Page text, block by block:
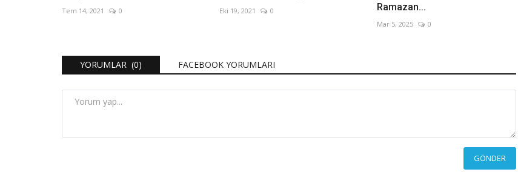
Tem 14, 2021 0 Eki 19, 2021 0
Ramazan...
Mar 5, 2025 0
YORUMLAR (0) FACEBOOK YORUMLARI
GÖNDER